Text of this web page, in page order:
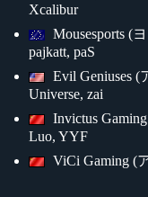
Xcalibur
Mousesports (
pajkatt, paS
Evil Geniuses (
Universe, zai
Invictus
Luo, YYF
ViCi Gaming (